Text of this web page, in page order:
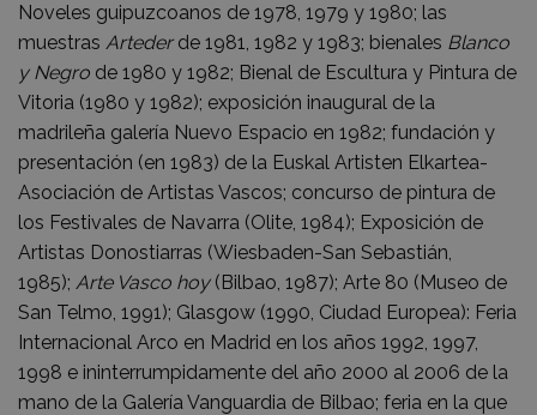
Noveles guipuzcoanos de 1978, 1979 y 1980; las
muestras Artederde 1981, 1982 y 1983; bienales Blanco
y Negro de 1980 y 1982; Bienal de Escultura y Pintura de
Vitoria (1980 y 1982); exposición inaugural de la
madrileña galería Nuevo Espacio en 1982; fundación y
presentación (en 1983) de la Euskal Artisten Elkartea-
Asociación de Artistas Vascos; concurso de pintura de
los Festivales de Navarra (Olite, 1984); Exposición de
Artistas Donostiarras (Wiesbaden-San Sebastián,
1985); Arte Vasco hoy(Bilbao, 1987); Arte 80 (Museo de
San Telmo, 1991); Glasgow (1990, Ciudad Europea): Feria
Internacional Arco en Madrid en los años 1992, 1997,
1998 e ininterrumpidamente del año 2000 al 2006 de la
mano de la Galería Vanguardia de Bilbao; feria en la que